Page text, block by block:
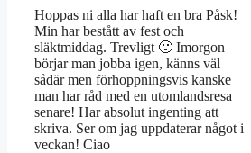
Hoppas ni alla har haft en bra Påsk!
Min har bestått av fest och
släktmiddag. Trevligt 🙂 Imorgon
börjar man jobba igen, känns väl
sådär men förhoppningsvis kanske
man har råd med en utomlandsresa
senare! Har absolut ingenting att
skriva. Ser om jag uppdaterar något i
veckan! Ciao